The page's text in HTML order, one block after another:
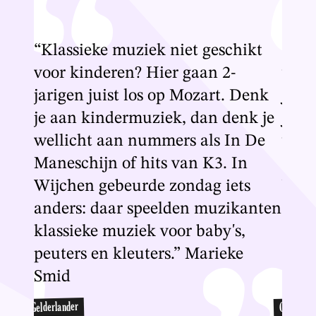
“Klassieke muziek niet geschikt
voor kinderen? Hier gaan 2-
jarigen juist los op Mozart. Denk
je aan kindermuziek, dan denk je
wellicht aan nummers als In De
Maneschijn of hits van K3. In
Wijchen gebeurde zondag iets
anders: daar speelden muzikanten
klassieke muziek voor baby's,
peuters en kleuters.” Marieke
Smid
Gelderlander